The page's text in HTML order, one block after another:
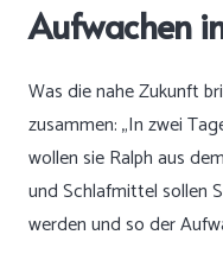
Aufwachen
Was die nahe Zukunft
zusammen: „In zwei
wollen sie Ralph aus
und Schlafmittel sollen
werden und so der